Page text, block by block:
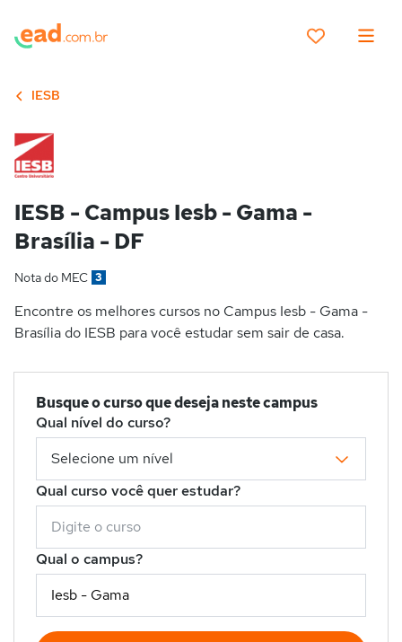
IESB
IESB - Campus Iesb - Gama -
Brasília - DF
Nota do MEC 3
Encontre os melhores cursos no Campus Iesb - Gama -
Brasília do IESB para você estudar sem sair de casa.
Busque o curso que deseja neste campus
Qual nível do curso?
Qual curso você quer estudar?
Qual o campus?